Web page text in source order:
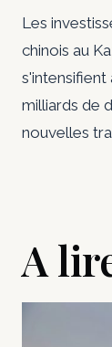
de
Les
chinois au
s'intensifient
milliards de
nouvelles
A